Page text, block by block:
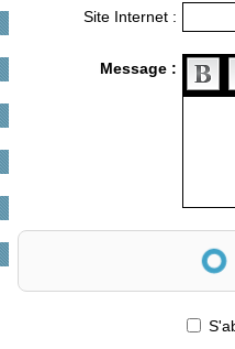
Site Internet :
Message :